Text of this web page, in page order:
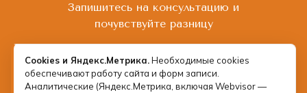
Запишитесь на консультацию и
почувствуйте разницу
Записаться на прием
Cookies и Яндекс.Метрика.Необходимые cookies
обеспечивают работу сайта и форм записи.
Аналитические (Яндекс.Метрика, включая Webvisor —